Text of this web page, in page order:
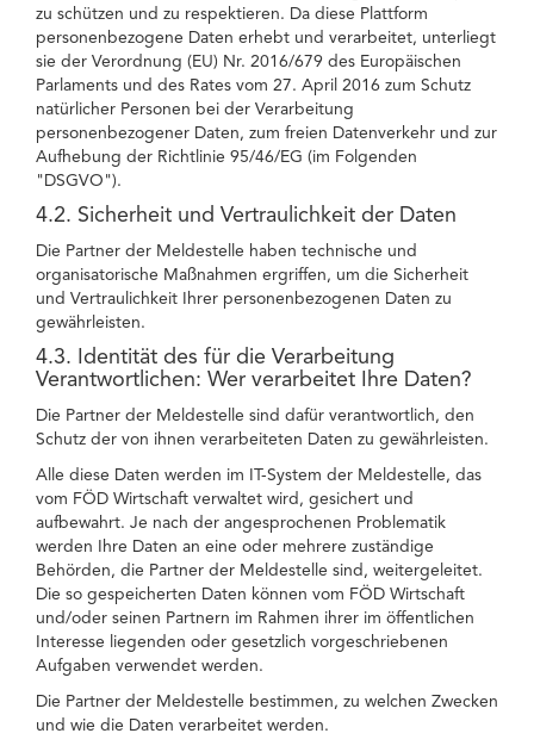
zu schützen und zu respektieren. Da diese Plattform
personenbezogene Daten erhebt und verarbeitet, unterliegt
sie der Verordnung (EU) Nr. 2016/679 des Europäischen
Parlaments und des Rates vom 27. April 2016 zum Schutz
natürlicher Personen bei der Verarbeitung
personenbezogener Daten, zum freien Datenverkehr und zur
Aufhebung der Richtlinie 95/46/EG (im Folgenden
"DSGVO").
4.2. Sicherheit und Vertraulichkeit der Daten
Die Partner der Meldestelle haben technische und
organisatorische Maßnahmen ergriffen, um die Sicherheit
und Vertraulichkeit Ihrer personenbezogenen Daten zu
gewährleisten.
4.3. Identität des für die Verarbeitung
Verantwortlichen: Wer verarbeitet Ihre Daten?
Die Partner der Meldestelle sind dafür verantwortlich, den
Schutz der von ihnen verarbeiteten Daten zu gewährleisten.
Alle diese Daten werden im IT-System der Meldestelle, das
vom FÖD Wirtschaft verwaltet wird, gesichert und
aufbewahrt. Je nach der angesprochenen Problematik
werden Ihre Daten an eine oder mehrere zuständige
Behörden, die Partner der Meldestelle sind, weitergeleitet.
Die so gespeicherten Daten können vom FÖD Wirtschaft
und/oder seinen Partnern im Rahmen ihrer im öffentlichen
Interesse liegenden oder gesetzlich vorgeschriebenen
Aufgaben verwendet werden.
Die Partner der Meldestelle bestimmen, zu welchen Zwecken
und wie die Daten verarbeitet werden.